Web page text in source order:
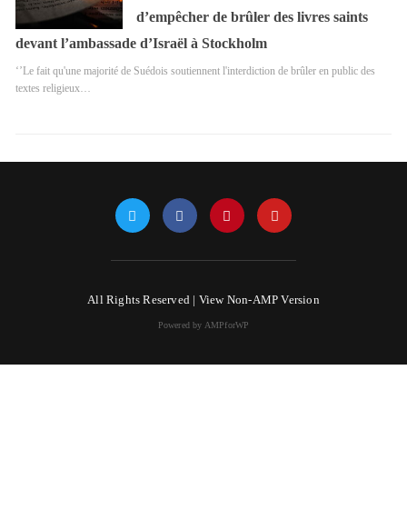
d’empêcher de brûler des livres saints
devant l’ambassade d’Israël à Stockholm
‘’Le fait qu'une majorité de Suédois soutiennent l'interdiction de brûler en public des
textes religieux…
All Rights Reserved | View Non-AMP Version
Powered by AMPforWP